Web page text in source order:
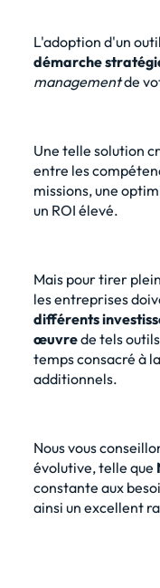
L'adoption d'un
démarche
managementde
Une telle solution
entre les
missions, une
un ROI élevé.
Mais pour tirer
les entreprises
différents
œuvrede tels
temps consacré à
additionnels.
Nous vous
évolutive, telle que
constante aux
ainsi un excellent